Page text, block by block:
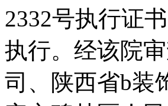
2332号执行证
执行。经该院
司、陕西省b装